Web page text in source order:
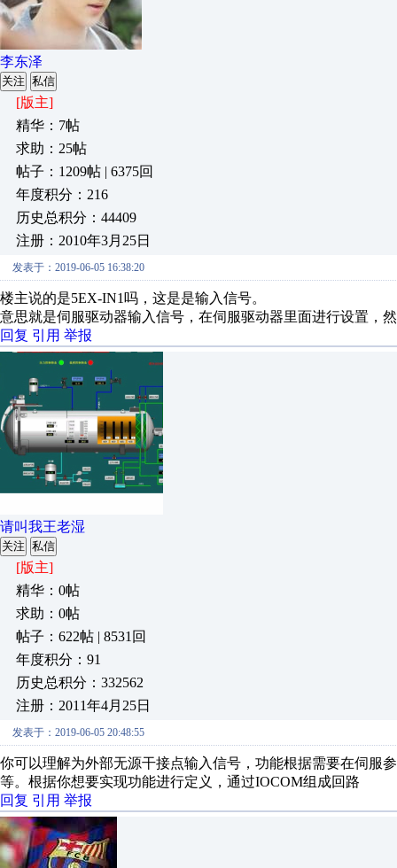
李东泽
关注 私信
[版主]
精华：7帖
求助：25帖
帖子：1209帖 | 6375回
年度积分：216
历史总积分：44409
注册：2010年3月25日
发表于：2019-06-05 16:38:20
楼主说的是5EX-IN1吗，这是是输入信号。
意思就是伺服驱动器输入信号，在伺服驱动器里面进行设置，
回复 引用 举报
请叫我王老湿
关注 私信
[版主]
精华：0帖
求助：0帖
帖子：622帖 | 8531回
年度积分：91
历史总积分：332562
注册：2011年4月25日
发表于：2019-06-05 20:48:55
你可以理解为外部无源干接点输入信号，功能根据需要在伺服
等。根据你想要实现功能进行定义，通过IOCOM组成回路
回复 引用 举报